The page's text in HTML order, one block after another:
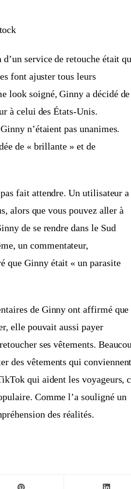
service de retouche était
font ajuster tous leurs
look soigné, Ginny a décidé de
à celui des États-Unis.
n’étaient pas unanimes.
de « brillante » et de
fait attendre. Un utilisateur a
alors que vous pouvez aller à
de se rendre dans le Sud
un commentateur,
que Ginny était « un parasite
de Ginny ont affirmé que
elle pouvait aussi payer
ses vêtements.
des vêtements qui conviennent
qui aident les voyageurs,
Comme l’a souligné un
des réalités.